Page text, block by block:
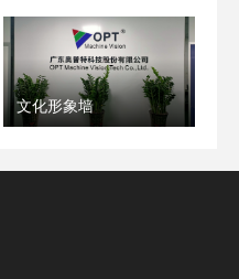
文化形象墙